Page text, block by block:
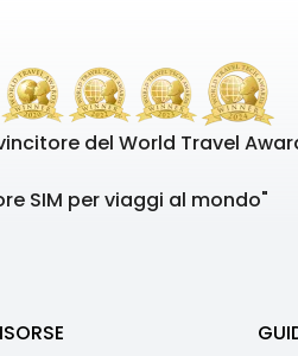
vincitore del World Travel
SIM per viaggi al mondo"